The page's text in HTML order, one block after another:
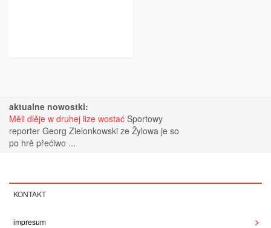
aktualne nowostki:
Měli dlěje w druhej lize wostać Sportowy
reporter Georg Zielonkowski ze Žylowa je so
po hrě přećiwo ...
KONTAKT
impresum